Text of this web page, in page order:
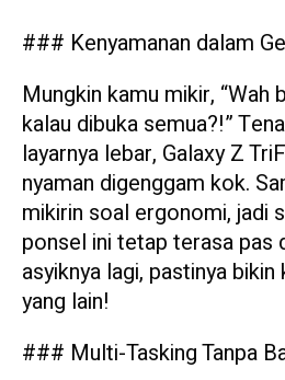
### Kenyamanan dalam
Mungkin kamu mikir, “Wah
kalau dibuka semua?!”
layarnya lebar, Galaxy Z
nyaman digenggam kok.
mikirin soal ergonomi, jadi
ponsel ini tetap terasa pas
asyiknya lagi, pastinya
yang lain!
### Multi-Tasking Tanpa